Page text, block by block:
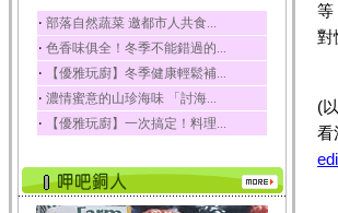
豆豉裡頭含有營養的蛋
白質、脂肪、鈣、磷...
榛果
榛果裡所含的營養素有
蛋白質、脂肪、醣類...
迷迭香
酸、迷迭香酸、植物...
咖啡
‧ 部落自然蔬菜 邀都市人共食...
‧ 色香味俱全！冬季不能錯過的...
‧ 【優雅玩廚】冬季健康輕鬆補...
‧ 濃情蜜意的山珍海味 「討海...
‧ 【優雅玩廚】一次搞定！料理...
等
對
(
看